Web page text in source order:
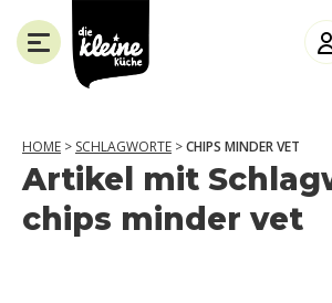
die
Kleine
Küche
SCHLIESSEN
HOME > SCHLAGWORTE >CHIPS MINDER VET
Artikel mit
chips minder vet